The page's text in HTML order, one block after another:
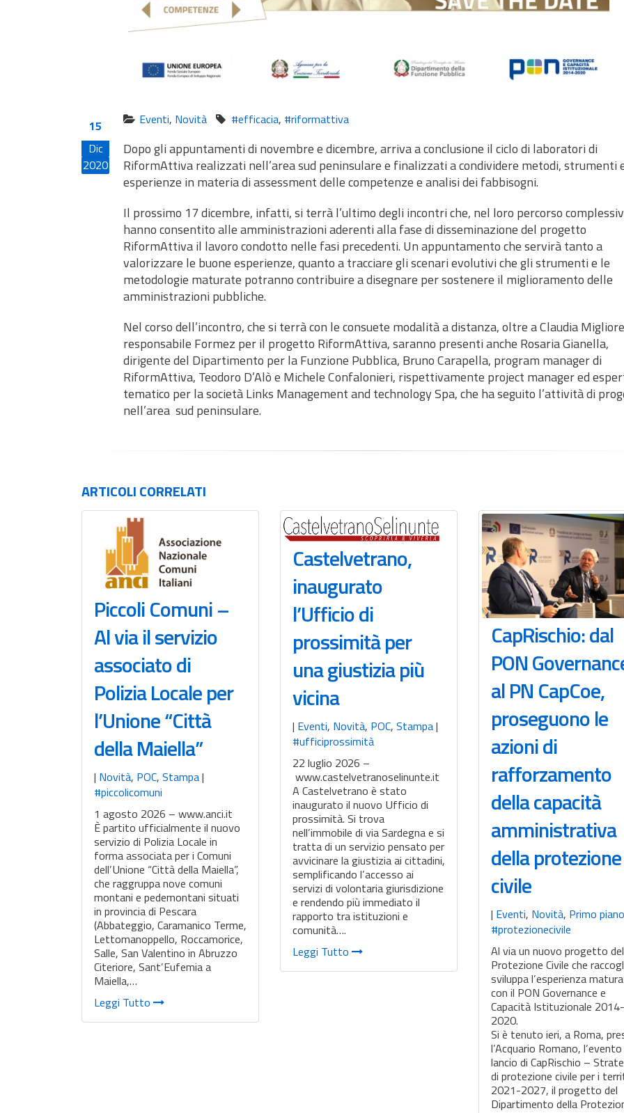
15
Dic
2020
Eventi, Novità #efficacia, #riformattiva
Dopo gli appuntamenti di novembre e dicembre, arriva a conclusione il ciclo di laboratori di
RiformAttiva realizzati nell’area sud peninsulare e finalizzati a condividere metodi, strumenti
esperienze in materia di assessment delle competenze e analisi dei fabbisogni.
Il prossimo 17 dicembre, infatti, si terrà l’ultimo degli incontri che, nel loro percorso
hanno consentito alle amministrazioni aderenti alla fase di disseminazione del progetto
RiformAttiva il lavoro condotto nelle fasi precedenti. Un appuntamento che servirà tanto a
valorizzare le buone esperienze, quanto a tracciare gli scenari evolutivi che gli strumenti e le
metodologie maturate potranno contribuire a disegnare per sostenere il miglioramento delle
amministrazioni pubbliche.
Nel corso dell’incontro, che si terrà con le consuete modalità a distanza, oltre a Claudia
responsabile Formez per il progetto RiformAttiva, saranno presenti anche Rosaria Gianella,
dirigente del Dipartimento per la Funzione Pubblica, Bruno Carapella, program manager di
RiformAttiva, Teodoro D’Alò e Michele Confalonieri, rispettivamente project manager ed
tematico per la società Links Management and technology Spa, che ha seguito l’attività di
nell’area sud peninsulare.
ARTICOLICORRELATI
Piccoli Comuni –
Al via il servizio
associato di
Polizia Locale per
l’Unione “Città
della Maiella”
| Novità, POC, Stampa|
#piccolicomuni
1 agosto 2026 – www.anci.it
È partito ufficialmente il nuovo
servizio di Polizia Locale in
forma associata per i Comuni
dell’Unione “Città della Maiella”,
che raggruppa nove comuni
montani e pedemontani situati
in provincia di Pescara
(Abbateggio, Caramanico Terme,
Lettomanoppello, Roccamorice,
Salle, San Valentino in Abruzzo
Citeriore, Sant’Eufemia a
Maiella,…
Leggi Tutto
Castelvetrano,
inaugurato
l’Ufficio di
prossimità per
una giustizia più
vicina
| Eventi, Novità, POC, Stampa|
#ufficiprossimità
22 luglio 2026 –
www.castelvetranoselinunte.it
A Castelvetrano è stato
inaugurato il nuovo Ufficio di
prossimità. Si trova
nell’immobile di via Sardegna e si
tratta di un servizio pensato per
avvicinare la giustizia ai cittadini,
semplificando l’accesso ai
servizi di volontaria giurisdizione
e rendendo più immediato il
rapporto tra istituzioni e
comunità….
Leggi Tutto
CapRischio: dal
PON
al PN CapCoe,
proseguono le
azioni di
rafforzamento
della capacità
amministrativa
della protezione
civile
| Eventi, Novità, Primo piano
#protezionecivile
Al via un nuovo progetto
Protezione Civile che
sviluppa l’esperienza
con il PON Governance e
Capacità Istituzionale 2014-
2020.
Si è tenuto ieri, a Roma,
l’Acquario Romano,
lancio di CapRischio –
di protezione civile per i
2021-2027, il progetto del
Dipartimento della